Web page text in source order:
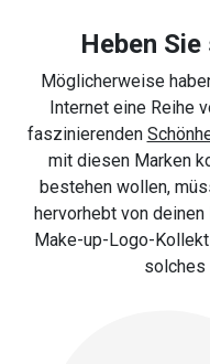
Heben
Möglicherweise
Internet eine Reihe
faszinierenden
mit diesen Marken
bestehen wollen,
hervorhebt von
Make-up-Logo-
solches